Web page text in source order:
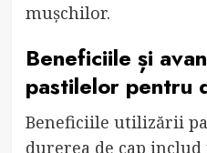
mușchilor.
Beneficiile și
pastilelor pentru
Beneficiile utilizării
durerea de cap